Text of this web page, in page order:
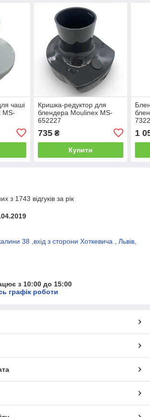
чаші
MS-
Кришка-редуктор для
блендера Moulinex MS-
652227
735₴
Купити
1
з 1743 відгуків за рік
38 ,вхід з сторони Хоткевича , Львів,
з 10:00 до 15:00
графік роботи